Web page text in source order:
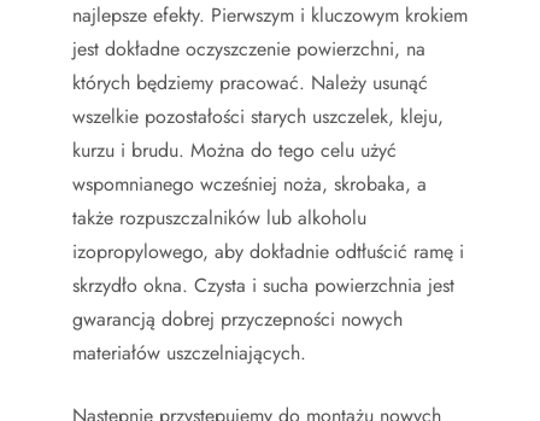
najlepsze efekty. Pierwszym i kluczowym krokiem
jest dokładne oczyszczenie powierzchni, na
których będziemy pracować. Należy usunąć
wszelkie pozostałości starych uszczelek, kleju,
kurzu i brudu. Można do tego celu użyć
wspomnianego wcześniej noża, skrobaka, a
także rozpuszczalników lub alkoholu
izopropylowego, aby dokładnie odtłuścić ramę i
skrzydło okna. Czysta i sucha powierzchnia jest
gwarancją dobrej przyczepności nowych
materiałów uszczelniających.